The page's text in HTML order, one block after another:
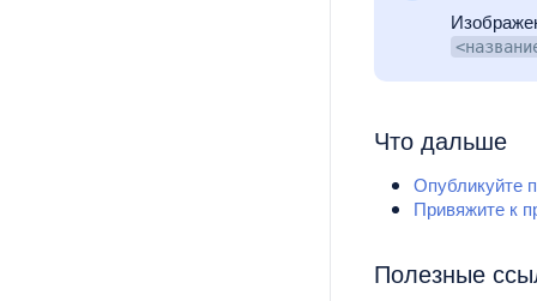
Что дальше
Опубликуйте
Привяжите к
Полезные